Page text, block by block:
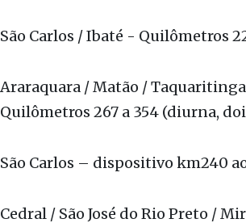
SP-310 – Rodovia Washington
São Carlos / Ibaté - Quilômetros
Quilômetros 267 a 354 (diurna,
São Carlos – dispositivo km240